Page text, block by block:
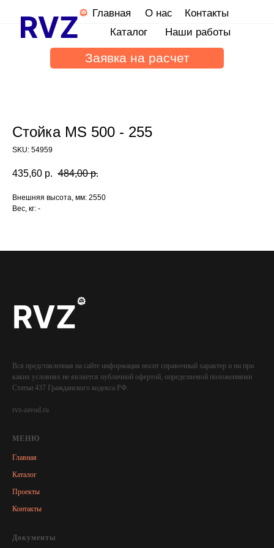
Главная
О нас
Наши работы
Каталог
Контакты
Заявка на расчет
Стойка MS 500 - 255
SKU: 54959
435,60 р. 484,00 р.
Внешняя высота, мм: 2550
Вес, кг: -
Вся представленная на сайте информация носит справочный характер и ни при
каких условиях не является публичной офертой, определяемой положениями
Статьи 437 Гражданского кодекса РФ.
rvz-zavod.ru
МЕНЮ
Главная
Каталог
Проекты
Контакты
Документы